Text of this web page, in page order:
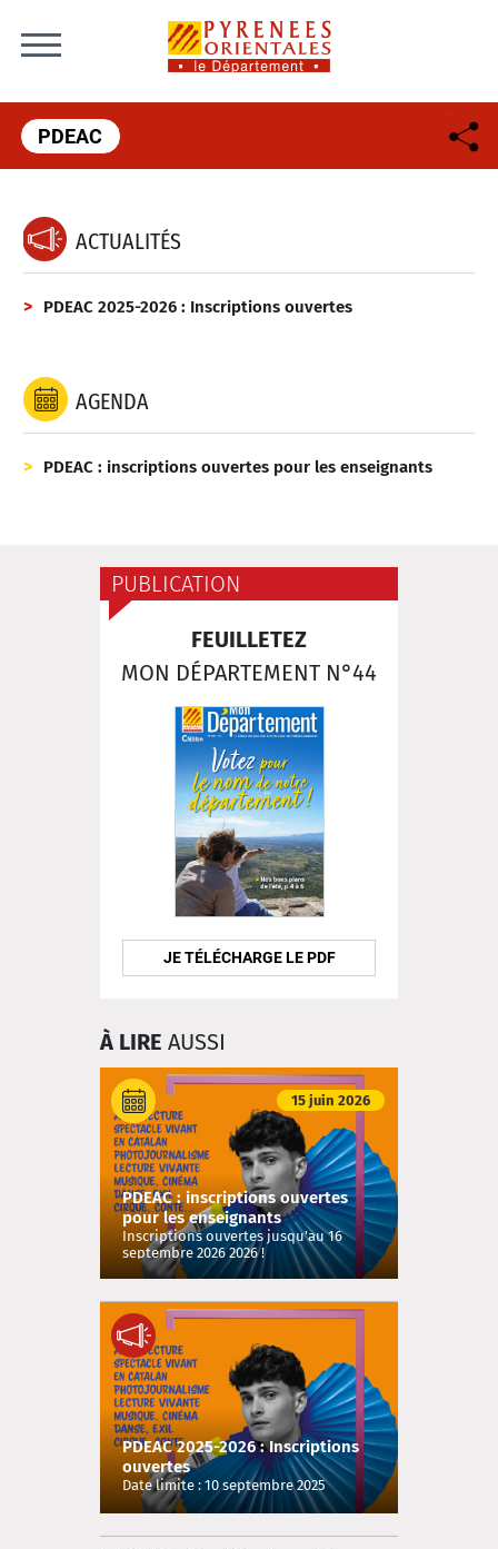
PDEAC
ACTUALITÉS
PDEAC 2025-2026 : Inscriptions ouvertes
AGENDA
PDEAC : inscriptions ouvertes pour les enseignants
PUBLICATION
FEUILLETEZ
MON DÉPARTEMENT N°44
JE TÉLÉCHARGE LE PDF
À LIRE AUSSI
15 juin 2026
PDEAC : inscriptions ouvertes
pour les enseignants
Inscriptions ouvertes jusqu'au 16
septembre 2026 2026 !
PDEAC 2025-2026 : Inscriptions
ouvertes
Date limite : 10 septembre 2025